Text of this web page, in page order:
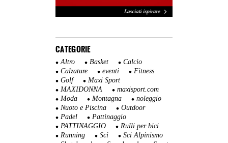
CATEGORIE
Altro Basket
Calcio
Calzature
eventi
Fitness
Golf
Maxi Sport
MAXIDONNA
maxisport.com
Moda
Montagna
noleggio
Nuoto e Piscina
Outdoor
Padel
Pattinaggio
PATTINAGGIO
Rulli per bici
Running
Sci
Sci Alpinismo